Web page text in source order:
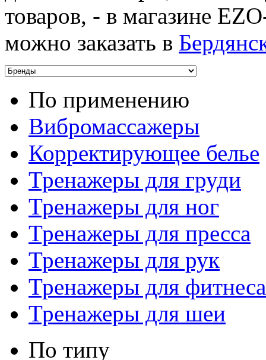
товаров, - в магазине
можно заказать в
По применению
Вибромассажеры
Корректирующее белье
Тренажеры для груди
Тренажеры для ног
Тренажеры для пресса
Тренажеры для рук
Тренажеры для фитнеса
Тренажеры для шеи
По типу